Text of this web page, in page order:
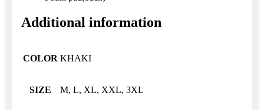
Additional information
COLOR KHAKI
SIZE M, L, XL, XXL, 3XL